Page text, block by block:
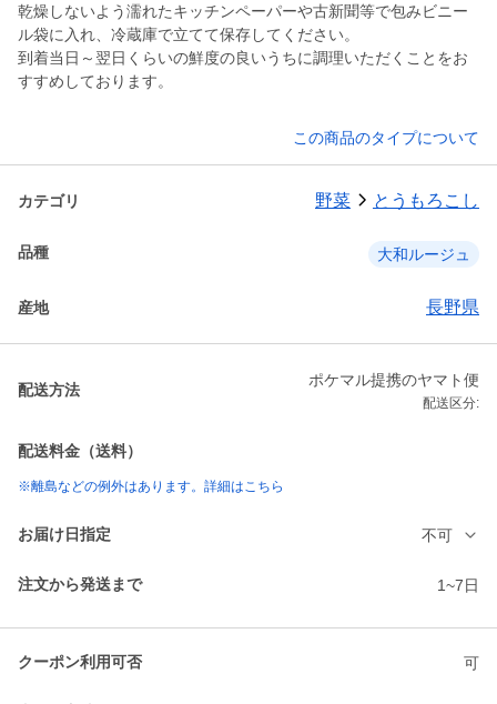
乾燥しないよう濡れたキッチンペーパーや古新聞等で包みビニー
ル袋に入れ、冷蔵庫で立てて保存してください。
到着当日～翌日くらいの鮮度の良いうちに調理いただくことをお
すすめしております。
この商品のタイプについて
カテゴリ 野菜 とうもろこし
品種 大和ルージュ
産地 長野県
配送方法
ポケマル提携のヤマト便
配送区分:
配送料金（送料）
※離島などの例外はあります。詳細はこちら
お届け日指定 不可
注文から発送まで 1~7日
クーポン利用可否 可